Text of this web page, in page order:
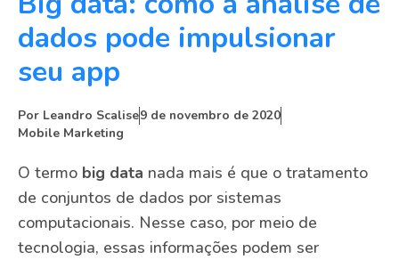
dados pode impulsionar
seu app
Por Leandro Scalise9 de novembro de 2020
Mobile Marketing
O termo big data nada mais é que o tratamento
de conjuntos de dados por sistemas
computacionais. Nesse caso, por meio de
tecnologia, essas informações podem ser